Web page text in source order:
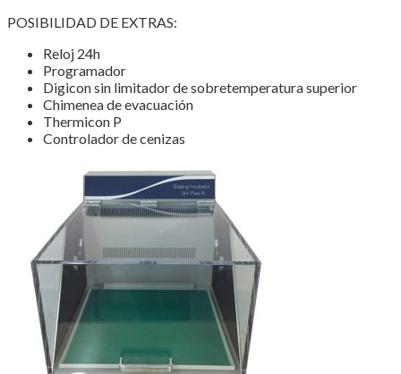
POSIBILIDAD DE EXTRAS:
Reloj 24h
Programador
Digicon sin limitador de sobretemperatura superior
Chimenea de evacuación
Thermicon P
Controlador de cenizas